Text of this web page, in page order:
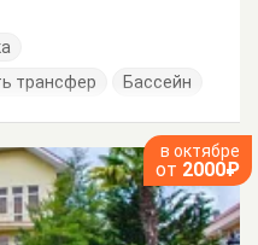
трансфер Бассейн
в октябре
от 2000₽